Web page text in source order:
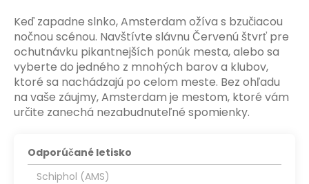
Keď zapadne slnko, Amsterdam ožíva s bzučiacou
nočnou scénou. Navštívte slávnu Červenú štvrť pre
ochutnávku pikantnejších ponúk mesta, alebo sa
vyberte do jedného z mnohých barov a klubov,
ktoré sa nachádzajú po celom meste. Bez ohľadu
na vaše záujmy, Amsterdam je mestom, ktoré vám
určite zanechá nezabudnuteľné spomienky.
Odporúčané letisko
Schiphol (AMS)